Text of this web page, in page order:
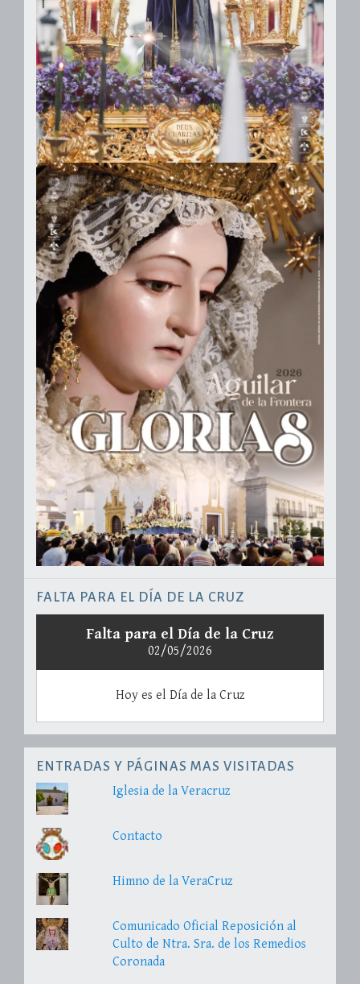
FALTA PARA EL DÍA DE LA CRUZ
Falta para el Día de la Cruz
02/05/2026
Hoy es el Día de la Cruz
ENTRADAS Y PÁGINAS MAS VISITADAS
Iglesia de la Veracruz
Contacto
Himno de la VeraCruz
Comunicado Oficial Reposición al
Culto de Ntra. Sra. de los Remedios
Coronada